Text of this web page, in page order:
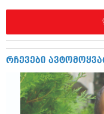
იანვარი
ნოემბერი
ოქტომბერი
სექტემბერი
აგვისტო
ივლისი 2013
ივნისი 2013
რჩევები